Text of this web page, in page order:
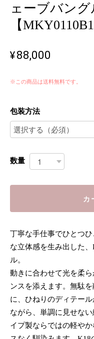
ェーブバング
【MKY0110B1
¥88,000
※この商品は送料無料です。
包装方法
数量
カ
丁寧な手仕事でひとつ
な立体感を生み出した
ル。
動きに合わせて光を柔
ンスを添えます。無駄
に、ひねりのディテー
ながら、単調に見せな
イプ製ならではの軽や